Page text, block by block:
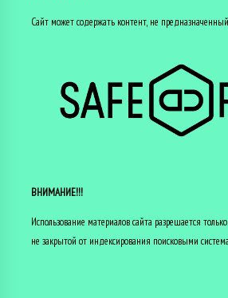
Сайт может содержать контент, не
ВНИМАНИЕ!!!
Использование материалов сайта разрешается
не закрытой от индексирования поисковыми